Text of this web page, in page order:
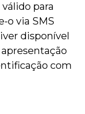
para
o via SMS
disponível
com